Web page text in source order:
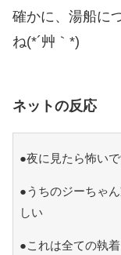
確かに、湯船に
ね(*´艸｀*)
ネットの反応
●夜に見たら怖い
●うちのジーちゃ
しい
●これは全ての執